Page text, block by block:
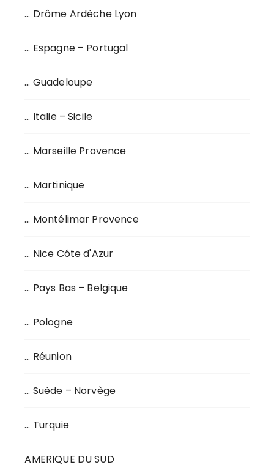
… Drôme Ardèche Lyon
… Espagne – Portugal
… Guadeloupe
… Italie – Sicile
… Marseille Provence
… Martinique
… Montélimar Provence
… Nice Côte d'Azur
… Pays Bas – Belgique
… Pologne
… Réunion
… Suède – Norvège
… Turquie
AMERIQUE DU SUD